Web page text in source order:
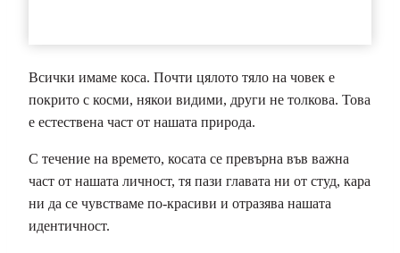
Всички имаме коса. Почти цялото тяло на човек е
покрито с косми, някои видими, други не толкова. Това
е естествена част от нашата природа.
С течение на времето, косата се превърна във важна
част от нашата личност, тя пази главата ни от студ, кара
ни да се чувстваме по-красиви и отразява нашата
идентичност.